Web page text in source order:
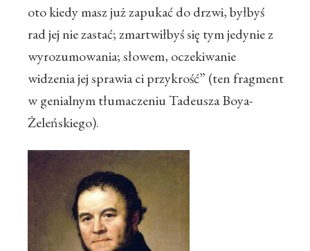
oto kiedy masz już zapukać do drzwi, byłbyś
rad jej nie zastać; zmartwiłbyś się tym jedynie z
wyrozumowania; słowem, oczekiwanie
widzenia jej sprawia ci przykrość” (ten fragment
w genialnym tłumaczeniu Tadeusza Boya-
Żeleńskiego).